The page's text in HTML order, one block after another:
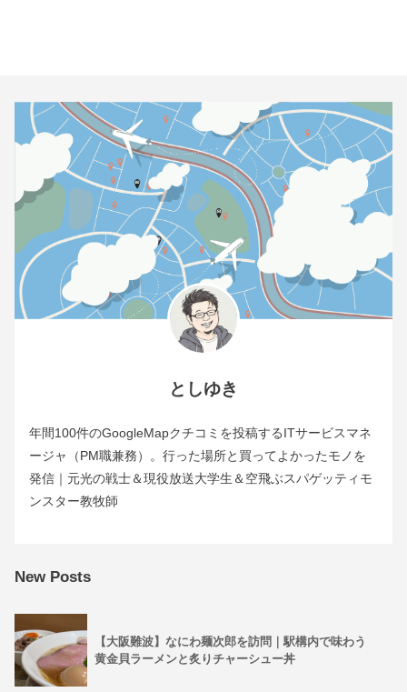
としゆき
年間100件のGoogleMapクチコミを投稿するITサービスマネ
ージャ（PM職兼務）。行った場所と買ってよかったモノを
発信｜元光の戦士＆現役放送大学生＆空飛ぶスパゲッティモ
ンスター教牧師
New Posts
【大阪難波】なにわ麺次郎を訪問｜駅構内で味わう
黄金貝ラーメンと炙りチャーシュー丼